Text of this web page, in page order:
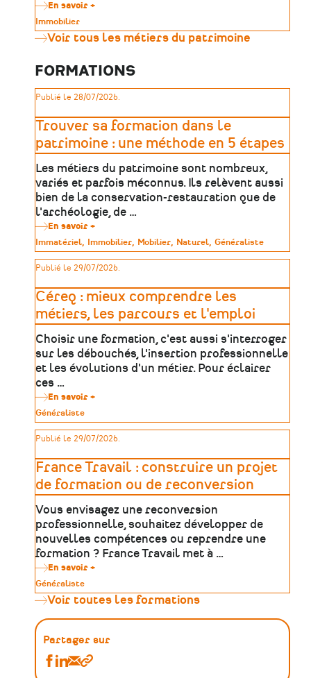
En savoir +
conservateur-
peintures
murales
et
entrepreneur
Type
de
patrimoine
Immobilier
Voir tous les métiers du patrimoine
FORMATIONS
Publié le 28/07/2026.
Trouver sa formation dans le
patrimoine : une méthode en 5 étapes
Les métiers du patrimoine sont nombreux,
variés et parfois méconnus. Ils relèvent aussi
bien de la conservation-restauration que de
l'archéologie, de …
En savoir +
Trouver
sa
formation
dans
patrimoine
:
une
méthode
5
étapes
Type
de
patrimoine
Immatériel Immobilier Mobilier Naturel Généraliste
Publié le 29/07/2026.
Céreq : mieux comprendre les
métiers, les parcours et l'emploi
Choisir une formation, c'est aussi s'interroger
sur les débouchés, l'insertion professionnelle
et les évolutions d'un métier. Pour éclairer
ces …
En savoir +
mieux
comprendre
métiers,
les
parcours
et
Type
de
patrimoine
Généraliste
Publié le 29/07/2026.
France Travail : construire un projet
de formation ou de reconversion
Vous envisagez une reconversion
professionnelle, souhaitez développer de
nouvelles compétences ou reprendre une
formation ? France Travail met à …
En savoir +
:
un
de
Type
de
patrimoine
Généraliste
Voir toutes les formations
Partager sur
Partager
Partager
Partager